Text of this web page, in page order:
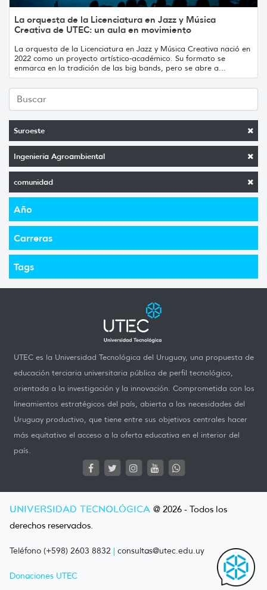
Suroeste
Ingeniería Agroambiental
comunidad
Año
Carreras
Tags
La orquesta de la Licenciatura en Jazz y Música
Creativa de UTEC: un aula en movimiento
La orquesta de la Licenciatura en Jazz y Música Creativa nació en
2022 como un proyecto artístico-académico. Su formato se
enmarca en la tradición de las big bands, pero se abre a...
UTEC es la Universidad Tecnológica del Uruguay, una propuesta de
educación terciaria universitaria pública de perfil tecnológico,
orientada a la investigación y la innovación. Comprometida con los
lineamientos estratégicos del país, abierta a las necesidades del
Uruguay productivo, que tiene entre sus objetivos centrales hacer
más equitativo el acceso a la oferta educativa en el interior del
país.
UNIVERSIDAD TECNOLÓGICA @ 2026 - Todos los
derechos reservados.
Teléfono (+598) 2603 8832 | consultas@utec.edu.uy
Donaciones UTEC